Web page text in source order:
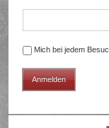
Mich bei jedem